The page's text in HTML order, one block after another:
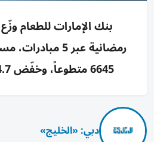
6645 متطوعاً، وخفّض 4.7م كجم انبعاثات
دبي: «الخليج»